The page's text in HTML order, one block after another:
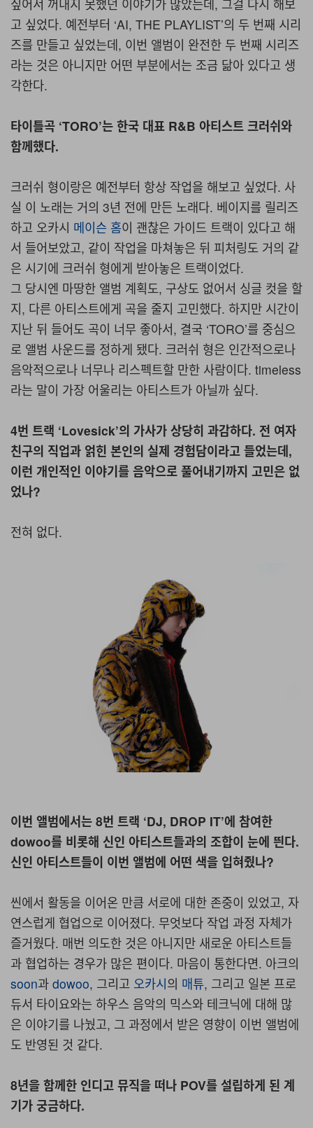
싶어서 꺼내지 못했던 이야기가 많았는데, 그걸 다시 해보
고 싶었다. 예전부터 ‘AI, THE PLAYLIST’의 두 번째 시리
즈를 만들고 싶었는데, 이번 앨범이 완전한 두 번째 시리즈
라는 것은 아니지만 어떤 부분에서는 조금 닮아 있다고 생
각한다.
타이틀곡 ‘TORO’는 한국 대표 R&B 아티스트 크러쉬와
함께했다.
크러쉬 형이랑은 예전부터 항상 작업을 해보고 싶었다. 사
실 이 노래는 거의 3년 전에 만든 노래다. 베이지를 릴리즈
하고 오카시 메이슨 홈이 괜찮은 가이드 트랙이 있다고 해
서 들어보았고, 같이 작업을 마쳐놓은 뒤 피처링도 거의 같
은 시기에 크러쉬 형에게 받아놓은 트랙이었다.
그 당시엔 마땅한 앨범 계획도, 구상도 없어서 싱글 컷을 할
지, 다른 아티스트에게 곡을 줄지 고민했다. 하지만 시간이
지난 뒤 들어도 곡이 너무 좋아서, 결국 ‘TORO’를 중심으
로 앨범 사운드를 정하게 됐다. 크러쉬 형은 인간적으로나
음악적으로나 너무나 리스펙트할 만한 사람이다. timeless
라는 말이 가장 어울리는 아티스트가 아닐까 싶다.
4번 트랙 ‘Lovesick’의 가사가 상당히 과감하다. 전 여자
친구의 직업과 얽힌 본인의 실제 경험담이라고 들었는데,
이런 개인적인 이야기를 음악으로 풀어내기까지 고민은 없
었나?
전혀 없다.
이번 앨범에서는 8번 트랙 ‘DJ, DROP IT’에 참여한
dowoo를 비롯해 신인 아티스트들과의 조합이 눈에 띈다.
신인 아티스트들이 이번 앨범에 어떤 색을 입혀줬나?
씬에서 활동을 이어온 만큼 서로에 대한 존중이 있었고, 자
연스럽게 협업으로 이어졌다. 무엇보다 작업 과정 자체가
즐거웠다. 매번 의도한 것은 아니지만 새로운 아티스트들
과 협업하는 경우가 많은 편이다. 마음이 통한다면. 아크의
soon과 dowoo, 그리고 오카시의 매튜, 그리고 일본 프로
듀서 타이요와는 하우스 음악의 믹스와 테크닉에 대해 많
은 이야기를 나눴고, 그 과정에서 받은 영향이 이번 앨범에
도 반영된 것 같다.
8년을 함께한 인디고 뮤직을 떠나 POV를 설립하게 된 계
기가 궁금하다.